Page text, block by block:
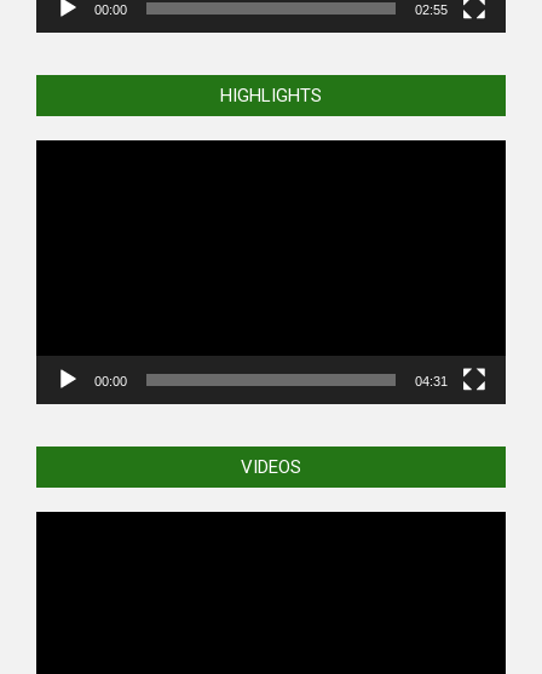
00:00 02:55
HIGHLIGHTS
00:00 04:31
VIDEOS